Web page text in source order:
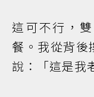
這可不行，
餐。我從背後
說：「這是我